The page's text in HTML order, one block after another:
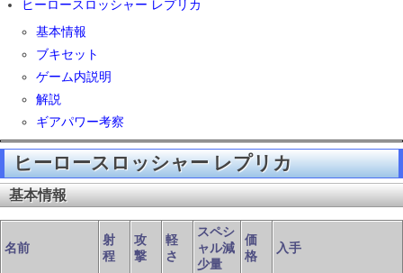
ヒーロースロッシャー レプリカ
基本情報
ブキセット
ゲーム内説明
解説
ギアパワー考察
ヒーロースロッシャー レプリカ
基本情報
名前
射
程
攻
撃
軽
さ
スペシ
ャル減
少量
価
格
入手